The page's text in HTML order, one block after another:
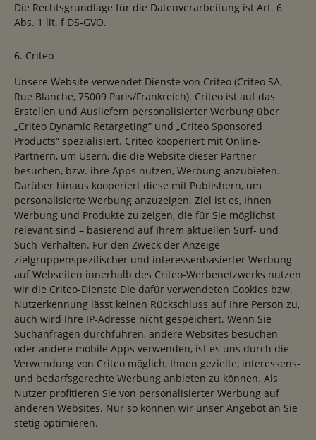
Die Rechtsgrundlage für die Datenverarbeitung ist Art. 6
Abs. 1 lit. f DS-GVO.
6. Criteo
Unsere Website verwendet Dienste von Criteo (Criteo SA,
Rue Blanche, 75009 Paris/Frankreich). Criteo ist auf das
Erstellen und Ausliefern personalisierter Werbung über
„Criteo Dynamic Retargeting” und „Criteo Sponsored
Products“ spezialisiert. Criteo kooperiert mit Online-
Partnern, um Usern, die die Website dieser Partner
besuchen, bzw. ihre Apps nutzen, Werbung anzubieten.
Darüber hinaus kooperiert diese mit Publishern, um
personalisierte Werbung anzuzeigen. Ziel ist es, Ihnen
Werbung und Produkte zu zeigen, die für Sie möglichst
relevant sind – basierend auf Ihrem aktuellen Surf- und
Such-Verhalten. Für den Zweck der Anzeige
zielgruppenspezifischer und interessenbasierter Werbung
auf Webseiten innerhalb des Criteo-Werbenetzwerks nutzen
wir die Criteo-Dienste Die dafür verwendeten Cookies bzw.
Nutzerkennung lässt keinen Rückschluss auf Ihre Person zu,
auch wird Ihre IP-Adresse nicht gespeichert. Wenn Sie
Suchanfragen durchführen, andere Websites besuchen
oder andere mobile Apps verwenden, ist es uns durch die
Verwendung von Criteo möglich, Ihnen gezielte, interessens-
und bedarfsgerechte Werbung anbieten zu können. Als
Nutzer profitieren Sie von personalisierter Werbung auf
anderen Websites. Nur so können wir unser Angebot an Sie
stetig optimieren.